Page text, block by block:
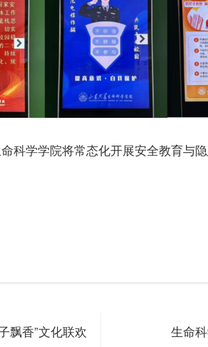
科学学院将常态化开展安全教育与
飘香”文化联欢
生命